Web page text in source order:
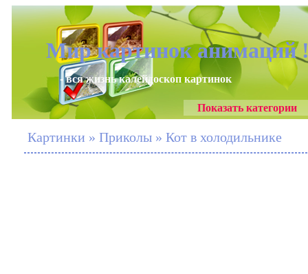
Мир картинок анимаций
- вся жизнь калейдоскоп картинок
Показать категории
Картинки » Приколы » Кот в холодильнике